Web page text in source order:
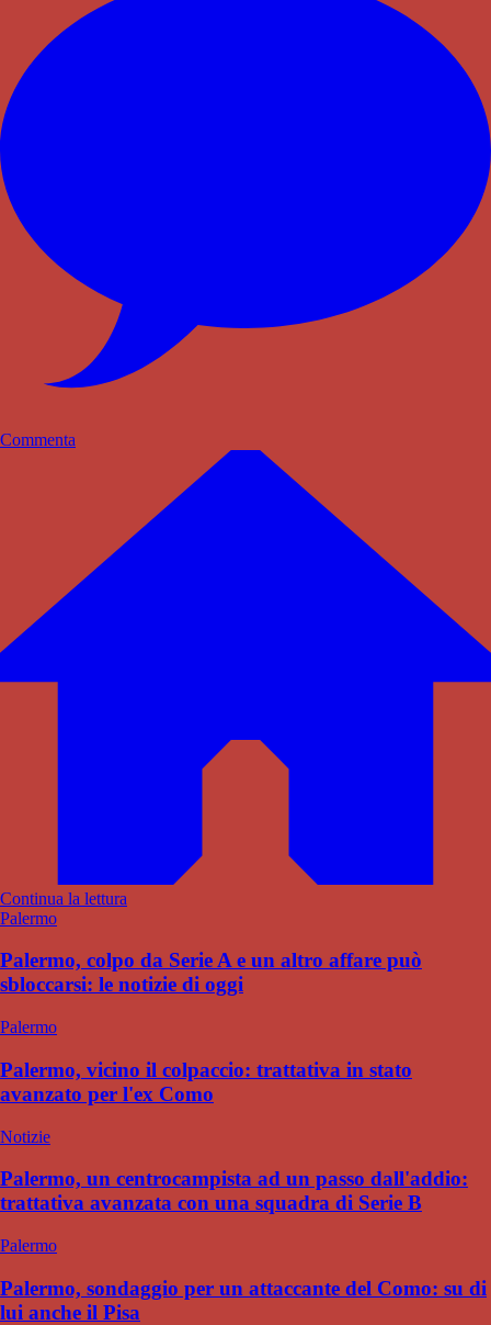
Commenta
Continua la lettura
Palermo
Palermo, colpo da Serie A e un altro affare può
sbloccarsi: le notizie di oggi
Palermo
Palermo, vicino il colpaccio: trattativa in stato
avanzato per l'ex Como
Notizie
Palermo, un centrocampista ad un passo dall'addio:
trattativa avanzata con una squadra di Serie B
Palermo
Palermo, sondaggio per un attaccante del Como: su di
lui anche il Pisa